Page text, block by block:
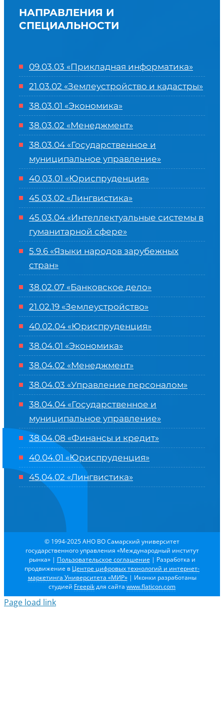
НАПРАВЛЕНИЯ И
СПЕЦИАЛЬНОСТИ
09.03.03 «Прикладная информатика»
21.03.02 «Землеустройство и кадастры»
38.03.01 «Экономика»
38.03.02 «Менеджмент»
38.03.04 «Государственное и
муниципальное управление»
40.03.01 «Юриспруденция»
45.03.02 «Лингвистика»
45.03.04 «Интеллектуальные системы в
гуманитарной сфере»
5.9.6 «Языки народов зарубежных
стран»
38.02.07 «Банковское дело»
21.02.19 «Землеустройство»
40.02.04 «Юриспруденция»
38.04.01 «Экономика»
38.04.02 «Менеджмент»
38.04.03 «Управление персоналом»
38.04.04 «Государственное и
муниципальное управление»
38.04.08 «Финансы и кредит»
40.04.01 «Юриспруденция»
45.04.02 «Лингвистика»
© 1994-2025 АНО ВО Самарский университет
государственного управления «Международный институт
рынка» | Пользовательское соглашение | Разработка и
продвижение в Центре цифровых технологий и интернет-
маркетинга Университета «МИР»| Иконки разработаны
студией Freepikдля сайта www.flaticon.com
Page load link